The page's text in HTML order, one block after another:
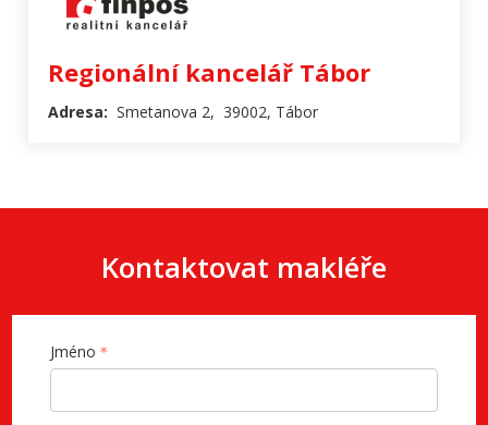
Regionální kancelář Tábor
Adresa: Smetanova 2, 39002, Tábor
Kontaktovat makléře
Jméno